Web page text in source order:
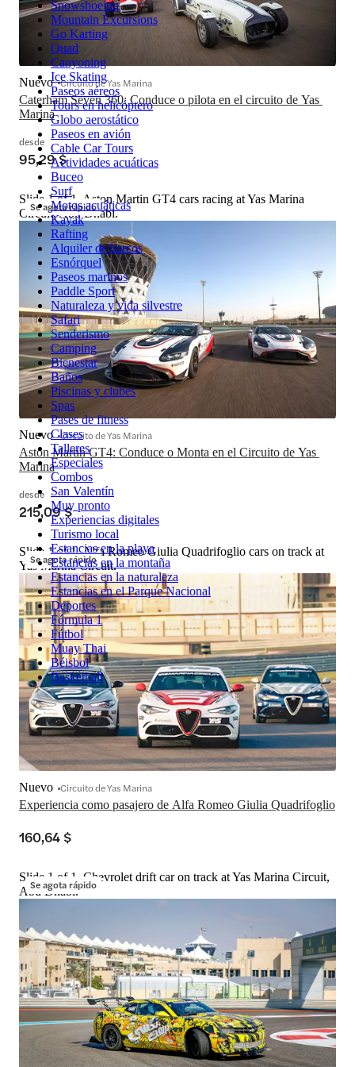
Snowshoeing
Mountain Excursions
Go Karting
Quad
Canyoning
Ice Skating
Paseos aéreos
Tours en helicóptero
Globo aerostático
Paseos en avión
Cable Car Tours
Actividades acuáticas
Buceo
Surf
Motos acuáticas
Kayak
Rafting
Alquiler de barcos
Esnórquel
Paseos marinos
Paddle Sport
Naturaleza y vida silvestre
Safari
Senderismo
Camping
Bienestar
Baños
Piscinas y clubes
Spas
Pases de fitness
Clases
Talleres
Especiales
Combos
San Valentín
Muy pronto
Experiencias digitales
Turismo local
Estancias en la playa
Estancias en la montaña
Estancias en la naturaleza
Estancias en el Parque Nacional
Deportes
Fórmula 1
Fútbol
Muay Thai
Béisbol
Basketball
Caterham Seven 360: Conduce o pilota en el circuito de Yas
Marina
Nuevo Circuito de Yas Marina
desde
95,29 $
Se agota rápido
Slide 1 of 1, Aston Martin GT4 cars racing at Yas Marina
Circuit, Abu Dhabi.
Aston Martin GT4: Conduce o Monta en el Circuito de Yas
Marina
Nuevo Circuito de Yas Marina
desde
215,09 $
Se agota rápido
Slide 1 of 1, Alfa Romeo Giulia Quadrifoglio cars on track at
Yas Marina Circuit.
Experiencia como pasajero de Alfa Romeo Giulia Quadrifoglio
Nuevo Circuito de Yas Marina
160,64 $
Se agota rápido
Slide 1 of 1, Chevrolet drift car on track at Yas Marina Circuit,
Abu Dhabi.